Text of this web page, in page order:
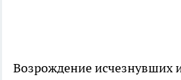
Возрождение исчезнувших